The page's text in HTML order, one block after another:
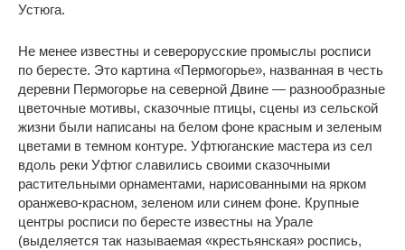
Устюга.
Не менее известны и северорусские промыслы росписи
по бересте. Это картина «Пермогорье», названная в честь
деревни Пермогорье на северной Двине — разнообразные
цветочные мотивы, сказочные птицы, сцены из сельской
жизни были написаны на белом фоне красным и зеленым
цветами в темном контуре. Уфтюганские мастера из сел
вдоль реки Уфтюг славились своими сказочными
растительными орнаментами, нарисованными на ярком
оранжево-красном, зеленом или синем фоне. Крупные
центры росписи по бересте известны на Урале
(выделяется так называемая «крестьянская» роспись,